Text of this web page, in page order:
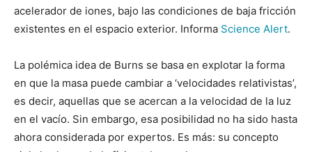
acelerador de iones, bajo las condiciones de baja fricción
existentes en el espacio exterior. Informa Science Alert.
La polémica idea de Burns se basa en explotar la forma
en que la masa puede cambiar a ‘velocidades relativistas’,
es decir, aquellas que se acercan a la velocidad de la luz
en el vacío. Sin embargo, esa posibilidad no ha sido hasta
ahora considerada por expertos. Es más: su concepto